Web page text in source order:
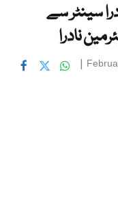
سینٹر سے
نادرا
|